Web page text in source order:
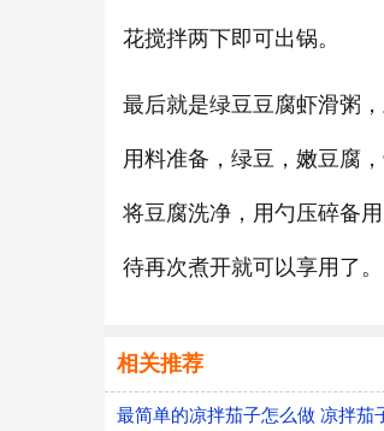
花搅拌两下即可出锅。
最后就是绿豆豆腐虾滑粥
用料准备，绿豆，嫩豆腐
将豆腐洗净，用勺压碎备
待再次煮开就可以享用了。
相关推荐
最简单的凉拌茄子怎么做 凉拌茄